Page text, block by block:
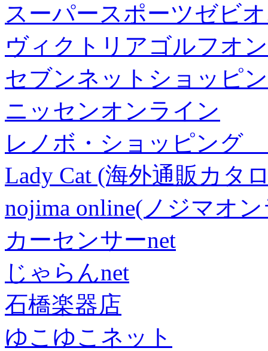
スーパースポーツゼビ
ヴィクトリアゴルフオ
セブンネットショッピ
ニッセンオンライン
レノボ・ショッピング
Lady Cat (海外通販カタ
nojima online(ノジマオ
カーセンサーnet
じゃらんnet
石橋楽器店
ゆこゆこネット